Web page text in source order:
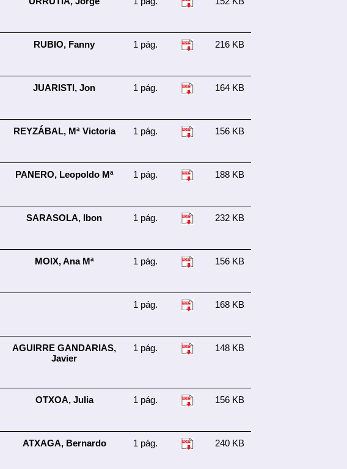
RUBIO, Fanny 1 pág. 216 KB
JUARISTI, Jon 1 pág. 164 KB
REYZÁBAL, Mª Victoria 1 pág. 156 KB
PANERO, Leopoldo Mª 1 pág. 188 KB
SARASOLA, Ibon 1 pág. 232 KB
MOIX, Ana Mª 1 pág. 156 KB
1 pág. 168 KB
AGUIRRE GANDARIAS,
Javier
1 pág. 148 KB
OTXOA, Julia 1 pág. 156 KB
ATXAGA, Bernardo 1 pág. 240 KB